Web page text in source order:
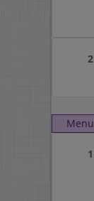
2
Menu
1